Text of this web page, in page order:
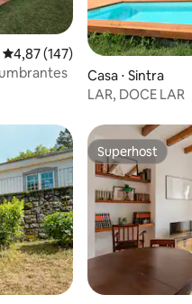
4,87 de uma avaliação média
4,87 (147)
Casa ⋅ Sintra
LAR, DOCE LAR
Superhost
Superhost